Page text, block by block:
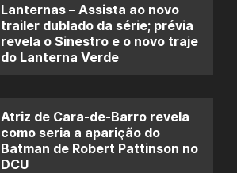
Lanternas – Assista ao novo
trailer dublado da série; prévia
revela o Sinestro e o novo traje
do Lanterna Verde
Atriz de Cara-de-Barro revela
como seria a aparição do
Batman de Robert Pattinson no
DCU